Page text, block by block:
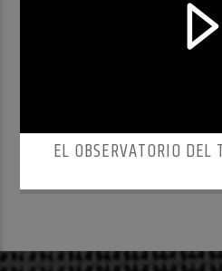
EL OBSERVATORIO DEL